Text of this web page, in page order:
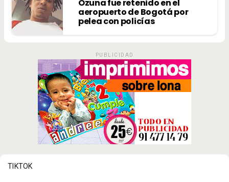
Ozuna fue retenido en el
aeropuerto de Bogotá por
pelea con policías
PUBLICIDAD
TIKTOK